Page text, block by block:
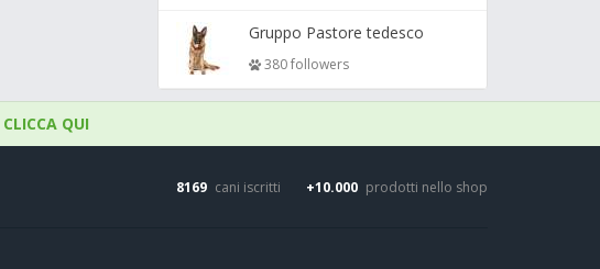
Gruppo Pastore tedesco
380 followers
CLICCA QUI
8169 cani iscritti +10.000 prodotti nello shop